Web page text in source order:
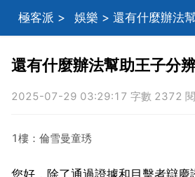
極客派 > 娛樂 > 還有什麼辦法
還有什麼辦法幫助王子分
2025-07-29 03:29:17 字數 2372
1樓：倫雪曼童琇
您好，除了通過證據和目擊者辯慶